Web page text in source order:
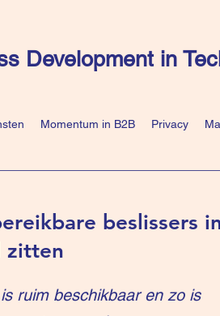
Development in
Momentum in B2B Privacy
beslissers
zitten
ruim beschikbaar en zo is